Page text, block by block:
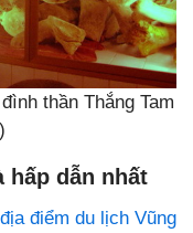
thần Thắng Tam
hấp dẫn nhất
địa điểm du lịch Vũng